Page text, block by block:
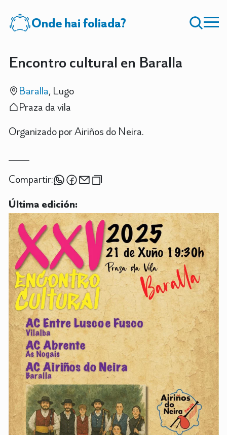
Onde hai foliada?
Encontro cultural en Baralla
Baralla, Lugo
Praza da vila
Organizado por Airiños do Neira.
Compartir:
Última edición: